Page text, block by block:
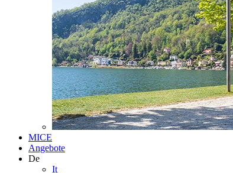
MICE
Angebote
De
It